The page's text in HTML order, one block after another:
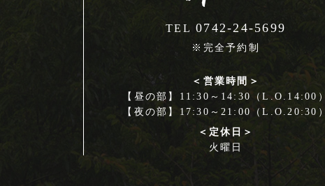
TEL0742-24-5699
※完全予約制
＜営業時間＞
【昼の部】11:30～14:30（L.O.14:00）
【夜の部】17:30～21:00（L.O.20:30）
＜定休日＞
火曜日